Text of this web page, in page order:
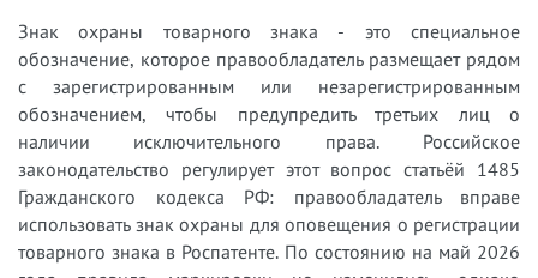
Ведение дел о банкротстве
Вопросы-ответы
Вебинары и семинары
Прямые эфиры
Знак охраны товарного знака - это специальное
обозначение, которое правообладатель размещает рядом
с зарегистрированным или незарегистрированным
обозначением, чтобы предупредить третьих лиц о
наличии исключительного права. Российское
законодательство регулирует этот вопрос статьёй 1485
Гражданского кодекса РФ: правообладатель вправе
использовать знак охраны для оповещения о регистрации
товарного знака в Роспатенте. По состоянию на май 2026